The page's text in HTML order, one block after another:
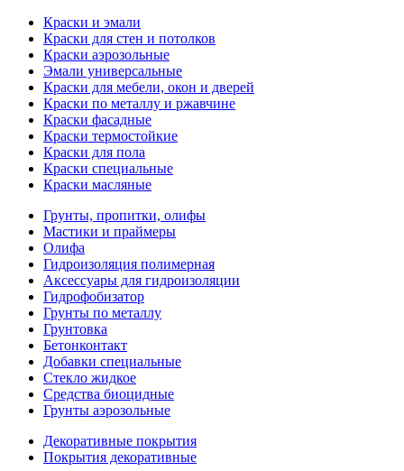
Краски и эмали
Краски для стен и потолков
Краски аэрозольные
Эмали универсальные
Краски для мебели, окон и дверей
Краски по металлу и ржавчине
Краски фасадные
Краски термостойкие
Краски для пола
Краски специальные
Краски масляные
Грунты, пропитки, олифы
Мастики и праймеры
Олифа
Гидроизоляция полимерная
Аксессуары для гидроизоляции
Гидрофобизатор
Грунты по металлу
Грунтовка
Бетонконтакт
Добавки специальные
Стекло жидкое
Средства биоцидные
Грунты аэрозольные
Декоративные покрытия
Покрытия декоративные